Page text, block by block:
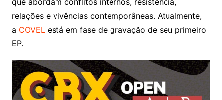
que abordam conflitos internos, resistência,
relações e vivências contemporâneas. Atualmente,
a COVELestá em fase de gravação de seu primeiro
EP.